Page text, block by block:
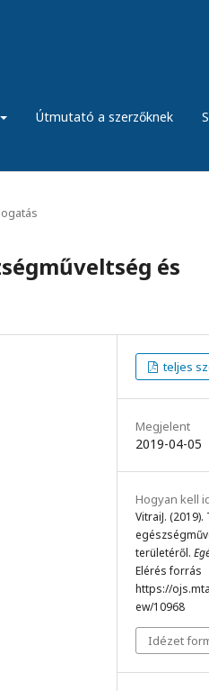
Útmutató a szerzőknek
és
teljes
Megjelent
2019-04-05
Hogyan kell
VitraiJ.
területéről.
Elérés forrás
https://
ew/10968
Idézet